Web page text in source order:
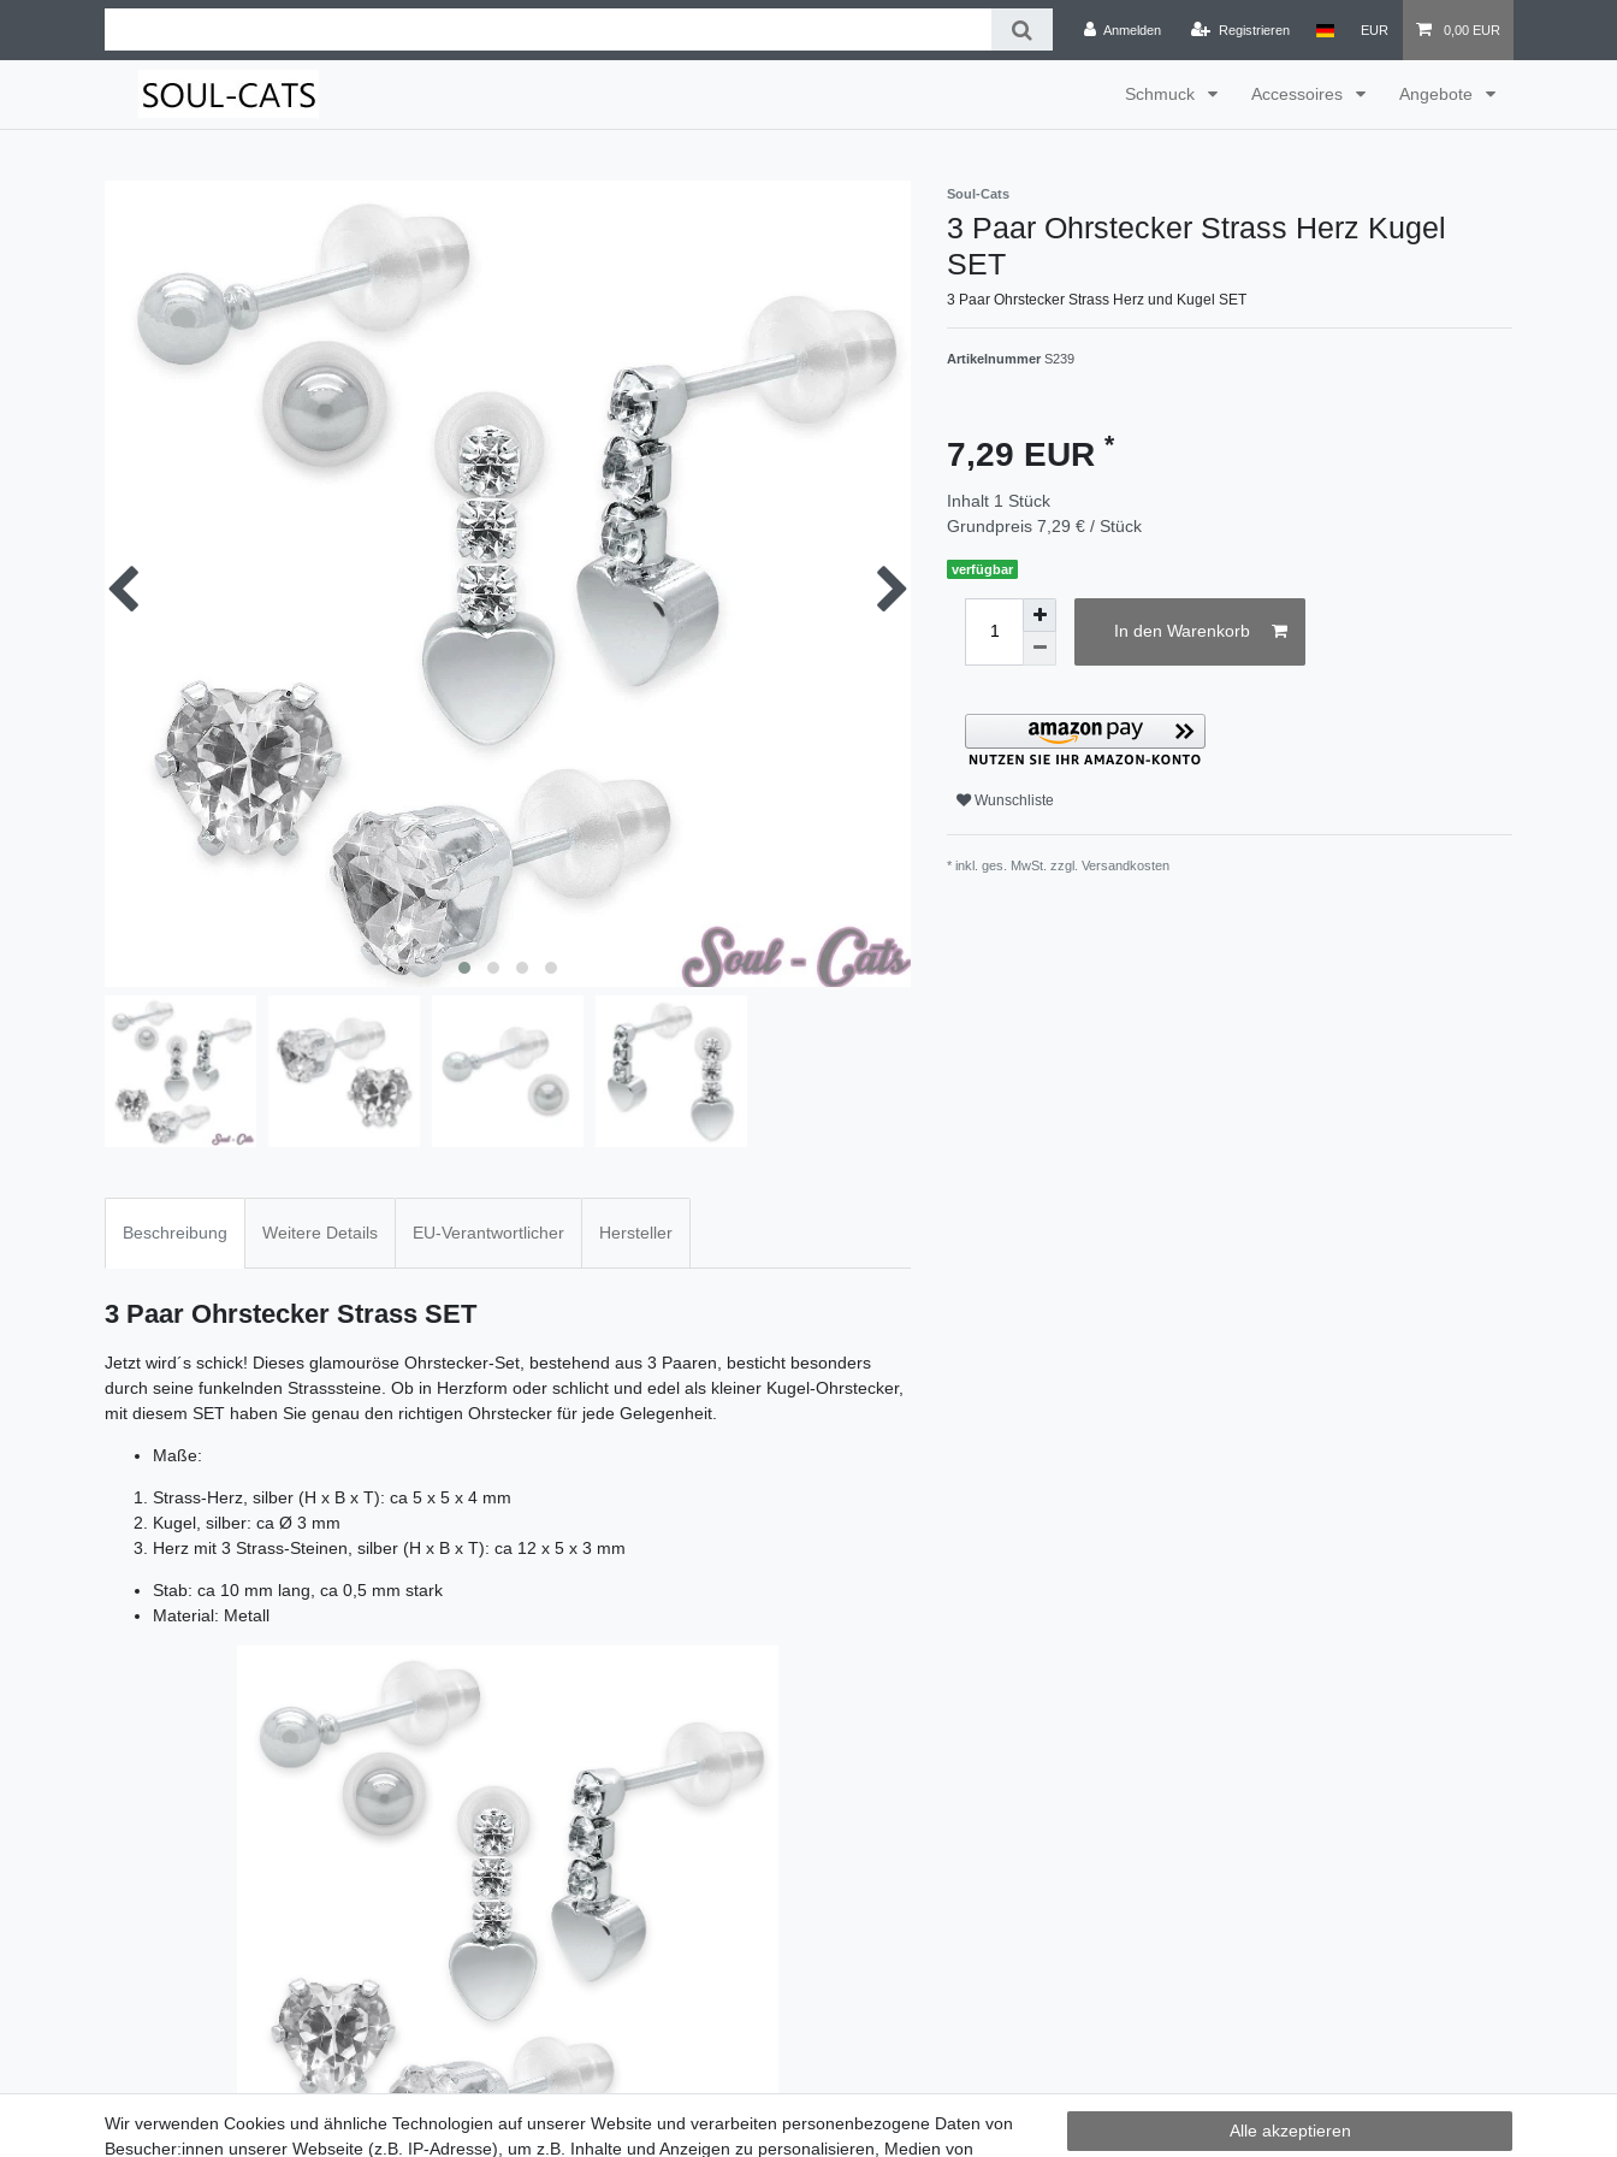
Anmelden Registrieren EUR 0,00 EUR
Schmuck Accessoires Angebote
Soul-Cats
3 Paar Ohrstecker Strass Herz Kugel
SET
3 Paar Ohrstecker Strass Herz und Kugel SET
Artikelnummer S239
7,29 EUR *
Inhalt 1 Stück
Grundpreis 7,29 € / Stück
verfügbar
In den Warenkorb
Wunschliste
* inkl. ges. MwSt. zzgl. Versandkosten
Beschreibung Weitere Details EU-Verantwortlicher Hersteller
3 Paar Ohrstecker Strass SET
Jetzt wird´s schick! Dieses glamouröse Ohrstecker-Set, bestehend aus 3 Paaren, besticht besonders
durch seine funkelnden Strasssteine. Ob in Herzform oder schlicht und edel als kleiner Kugel-Ohrstecker,
mit diesem SET haben Sie genau den richtigen Ohrstecker für jede Gelegenheit.
Maße:
Strass-Herz, silber (H x B x T): ca 5 x 5 x 4 mm
Kugel, silber: ca Ø 3 mm
Herz mit 3 Strass-Steinen, silber (H x B x T): ca 12 x 5 x 3 mm
Stab: ca 10 mm lang, ca 0,5 mm stark
Material: Metall
Wir verwenden Cookies und ähnliche Technologien auf unserer Website und verarbeiten personenbezogene Daten von
Besucher:innen unserer Webseite (z.B. IP-Adresse), um z.B. Inhalte und Anzeigen zu personalisieren, Medien von
Alle akzeptieren